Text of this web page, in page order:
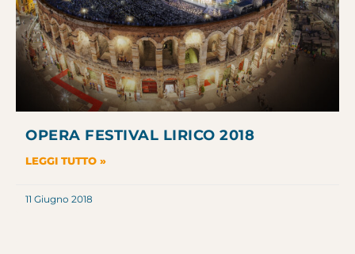
OPERA FESTIVAL LIRICO 2018
LEGGI TUTTO »
11 Giugno 2018